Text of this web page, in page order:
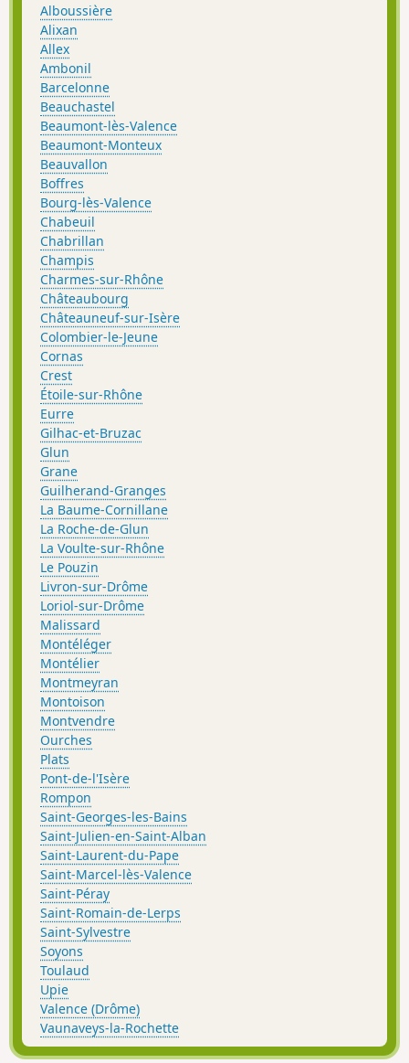
Alboussière
Alixan
Allex
Ambonil
Barcelonne
Beauchastel
Beaumont-lès-Valence
Beaumont-Monteux
Beauvallon
Boffres
Bourg-lès-Valence
Chabeuil
Chabrillan
Champis
Charmes-sur-Rhône
Châteaubourg
Châteauneuf-sur-Isère
Colombier-le-Jeune
Cornas
Crest
Étoile-sur-Rhône
Eurre
Gilhac-et-Bruzac
Glun
Grane
Guilherand-Granges
La Baume-Cornillane
La Roche-de-Glun
La Voulte-sur-Rhône
Le Pouzin
Livron-sur-Drôme
Loriol-sur-Drôme
Malissard
Montéléger
Montélier
Montmeyran
Montoison
Montvendre
Ourches
Plats
Pont-de-l'Isère
Rompon
Saint-Georges-les-Bains
Saint-Julien-en-Saint-Alban
Saint-Laurent-du-Pape
Saint-Marcel-lès-Valence
Saint-Péray
Saint-Romain-de-Lerps
Saint-Sylvestre
Soyons
Toulaud
Upie
Valence (Drôme)
Vaunaveys-la-Rochette